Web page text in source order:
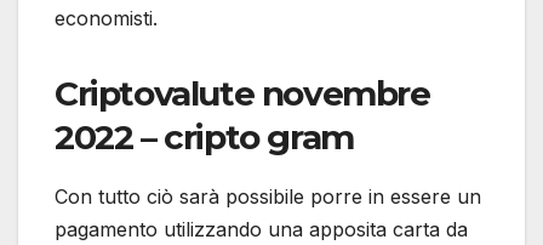
economisti.
Criptovalute novembre
2022 – cripto gram
Con tutto ciò sarà possibile porre in essere un
pagamento utilizzando una apposita carta da